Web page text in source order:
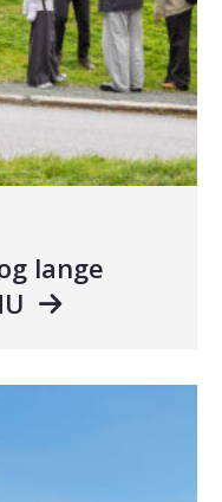
lange